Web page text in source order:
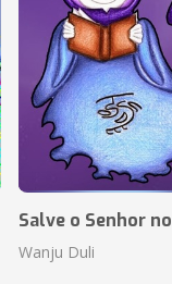
Salve o Senhor
Wanju Duli